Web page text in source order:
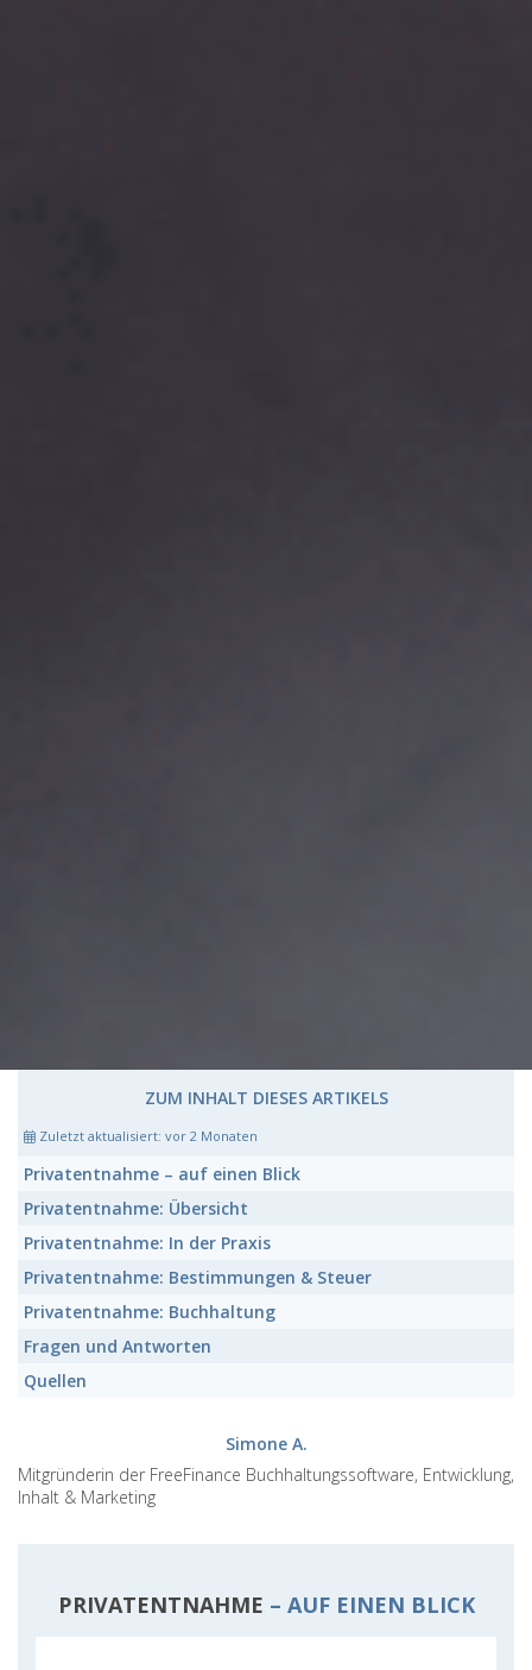
ZUM INHALT DIESES ARTIKELS
Zuletzt aktualisiert: vor 2 Monaten
Privatentnahme – auf einen Blick
Privatentnahme: Übersicht
Privatentnahme: In der Praxis
Privatentnahme: Bestimmungen & Steuer
Privatentnahme: Buchhaltung
Fragen und Antworten
Quellen
Simone A.
Mitgründerin der FreeFinance Buchhaltungssoftware, Entwicklung,
Inhalt & Marketing
PRIVATENTNAHME – AUF EINEN BLICK